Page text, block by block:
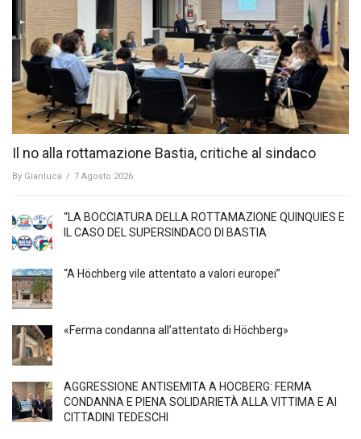
Il no alla rottamazione Bastia, critiche al sindaco
By Gianluca / 7 Agosto 2026
“LA BOCCIATURA DELLA ROTTAMAZIONE QUINQUIES E
IL CASO DEL SUPERSINDACO DI BASTIA
“A Höchberg vile attentato a valori europei”
«Ferma condanna all’attentato di Höchberg»
AGGRESSIONE ANTISEMITA A HÖCBERG: FERMA
CONDANNA E PIENA SOLIDARIETÀ ALLA VITTIMA E AI
CITTADINI TEDESCHI